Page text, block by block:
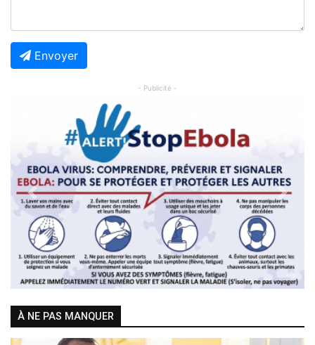
Envoyer
- Publicité -
Previous Next
À NE PAS MANQUER